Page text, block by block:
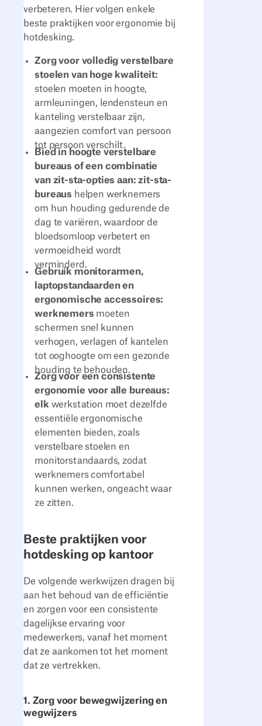
verbeteren. Hier volgen enkele
beste praktijken voor ergonomie bij
hotdesking.
Zorg voor volledig verstelbare
stoelen van hoge kwaliteit:
stoelen moeten in hoogte,
armleuningen, lendensteun en
kanteling verstelbaar zijn,
aangezien comfort van persoon
tot persoon verschilt.
Bied in hoogte verstelbare
bureaus of een combinatie
van zit-sta-opties aan: zit-sta-
bureaus helpen werknemers
om hun houding gedurende de
dag te variëren, waardoor de
bloedsomloop verbetert en
vermoeidheid wordt
verminderd.
Gebruik monitorarmen,
laptopstandaarden en
ergonomische accessoires:
werknemers moeten
schermen snel kunnen
verhogen, verlagen of kantelen
tot ooghoogte om een gezonde
houding te behouden.
Zorg voor een consistente
ergonomie voor alle bureaus:
elk werkstation moet dezelfde
essentiële ergonomische
elementen bieden, zoals
verstelbare stoelen en
monitorstandaards, zodat
werknemers comfortabel
kunnen werken, ongeacht waar
ze zitten.
Beste praktijken voor
hotdesking op kantoor
De volgende werkwijzen dragen bij
aan het behoud van de efficiëntie
en zorgen voor een consistente
dagelijkse ervaring voor
medewerkers, vanaf het moment
dat ze aankomen tot het moment
dat ze vertrekken.
1. Zorg voor bewegwijzering en
wegwijzers